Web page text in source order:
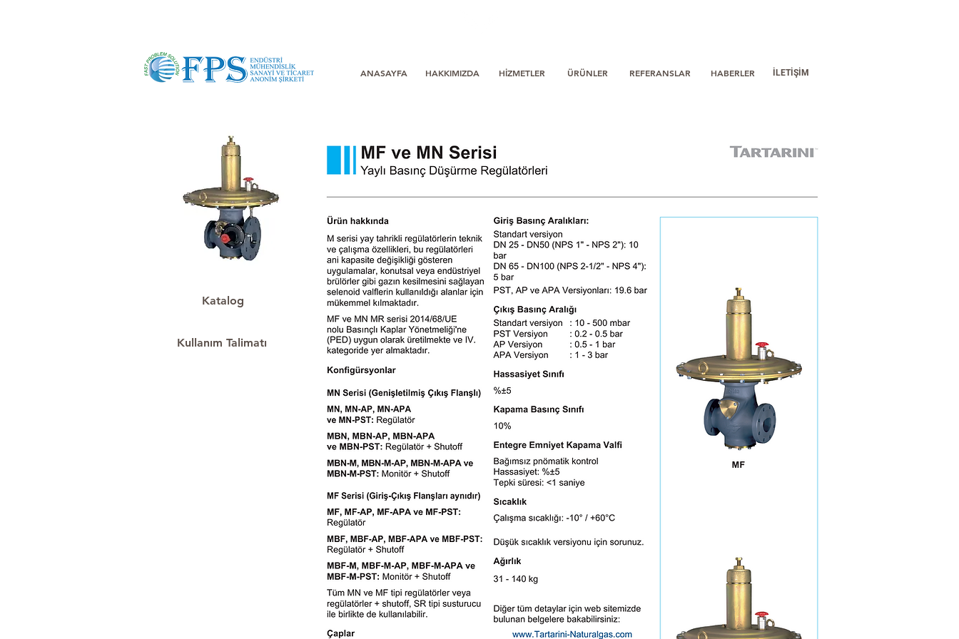
ANASAYFA HAKKIMIZDA HİZMETLER ÜRÜNLER REFERANSLAR HABERLER İLETİŞİM
Tartarini Emerson TARTARINI
Ürün hakkında
M serisi yay tahrikli regülatörlerin teknik
ve çalışma özellikleri, bu regülatörleri
ani kapasite değişikliği gösteren
uygulamalar, konutsal veya endüstriyel
brülörler gibi gazın kesilmesini sağlayan
selenoid valﬂerin kullanıldığı alanlar için
mükemmel kılmaktadır.
MF ve MN MR serisi 2014/68/UE
(PED) uygun olarak üretilmekte ve IV.
kategoride yer almaktadır.
Konfgürsyonlar
MN Serisi (Genişletilmiş Çıkış Flanşlı)
MN, MN-AP, MN-APA
ve MN-PST: Regülatör
MBN, MBN-AP, MBN-APA
ve MBN-PST: Regülatör + Shutoff
MBN-M-PST: Monitör + Shutoff
MF Serisi (Giriş-Çıkış Flanşları aynıdır)
MF, MF-AP, MF-APA ve MF-PST:
Regülatör
MBF, MBF-AP, MBF-APA ve MBF-PST:
MBF-M, MBF-M-AP, MBF-M-APA ve
MBF-M-PST: Monitör + Shutoff
Tüm MN ve MF tipi regülatörler veya
regülatörler + shutoff, SR tipi susturucu
ile birlikte de kullanılabilir.
Çaplar
DN 25 x 65, 40 x 80, 50 x 100, 65 x
100, 80 x 150, and 100 x 200 (NPS 1 x
ve 4 x 8)
MF Serisi:
(NPS 1, 1-1/2, 2, 3 ve 4)
Bağlantı
PN 16 / CL150
Giriş Basıncı
Dizayn basıncı: 20 bar
Diyafram maksimum basıncı: 4 bar
Giriş Basınç Aralıkları:
Standart versiyon
DN 25 - DN50 (NPS 1" - NPS 2"): 10
bar
Katalog
Kullanım Talimatı